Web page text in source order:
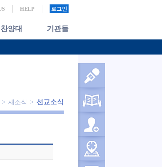
HELP 로그인
찬양대 기관들
> 새소식 > 선교소식